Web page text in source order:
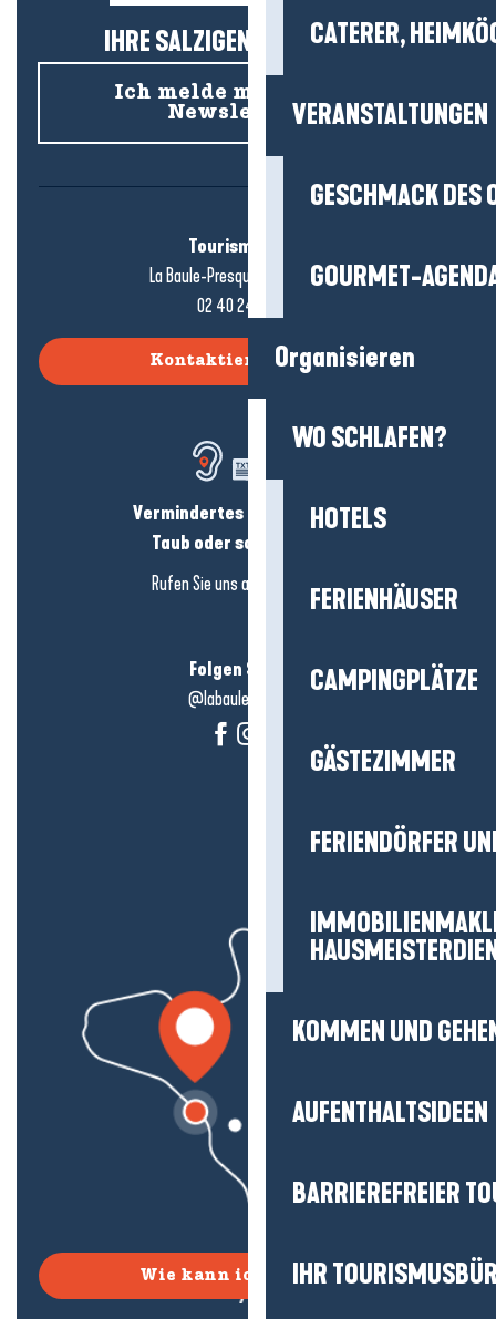
CATERER,
VERANSTALTUNGEN
GESCHMACK DES
GOURMET-
Organisieren
WO SCHLAFEN?
HOTELS
FERIENHÄUSER
CAMPINGPLÄTZE
GÄSTEZIMMER
FERIENDÖRFER
KOMMEN UND
AUFENTHALTSIDEEN
BARRIEREFREIER
IHR
IHRE SALZIGEN NEUIGKEITEN!
Ich melde mich für den
Newsletter an
Tourismusbüro
La Baule-Presqu'île de Guérande
02 40 24 34 44
Kontaktieren Sie uns
Vermindertes Hörvermögen?
Taub oder schwerhörig?
Rufen Sie uns an in
hier klicken
Folgen Sie uns!
@labauleguérande
Wie kann ich kommen?